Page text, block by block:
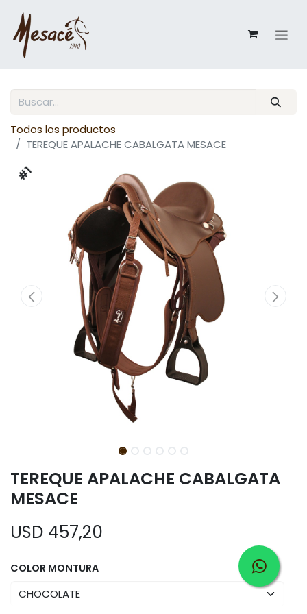
Todos los productos
TEREQUE APALACHE CABALGATA MESACE
#1
TEREQUE APALACHE CABALGATA
MESACE
USD 457,20
COLOR MONTURA